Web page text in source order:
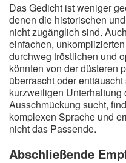
Das Gedicht ist weniger
denen die historischen
nicht zugänglich sind.
einfachen,
durchweg tröstlichen und
könnten von der düsteren
überrascht oder
kurzweiligen Unterhaltung
Ausschmückung sucht,
komplexen Sprache und
nicht das Passende.
Abschließende